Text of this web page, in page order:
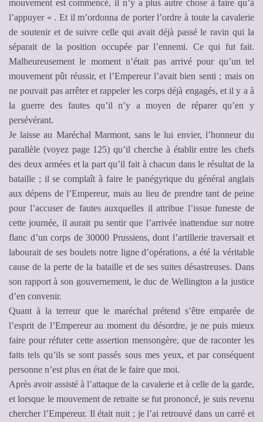
mouvement est commencé, il n’y a plus autre chose à faire qu’à
l’appuyer « . Et il m’ordonna de porter l’ordre à toute la cavalerie
de soutenir et de suivre celle qui avait déjà passé le ravin qui la
séparait de la position occupée par l’ennemi. Ce qui fut fait.
Malheureusement le moment n’était pas arrivé pour qu’un tel
mouvement pût réussir, et l’Empereur l’avait bien senti ; mais on
ne pouvait pas arrêter et rappeler les corps déjà engagés, et il y a à
la guerre des fautes qu’il n’y a moyen de réparer qu’en y
persévérant.
Je laisse au Maréchal Marmont, sans le lui envier, l’honneur du
parallèle (voyez page 125) qu’il cherche à établir entre les chefs
des deux armées et la part qu’il fait à chacun dans le résultat de la
bataille ; il se complaît à faire le panégyrique du général anglais
aux dépens de l’Empereur, mais au lieu de prendre tant de peine
pour l’accuser de fautes auxquelles il attribue l’issue funeste de
cette journée, il aurait pu sentir que l’arrivée inattendue sur notre
flanc d’un corps de 30000 Prussiens, dont l’artillerie traversait et
labourait de ses boulets notre ligne d’opérations, a été la véritable
cause de la perte de la bataille et de ses suites désastreuses. Dans
son rapport à son gouvernement, le duc de Wellington a la justice
d’en convenir.
Quant à la terreur que le maréchal prétend s’être emparée de
l’esprit de l’Empereur au moment du désordre, je ne puis mieux
faire pour réfuter cette assertion mensongère, que de raconter les
faits tels qu’ils se sont passés sous mes yeux, et par conséquent
personne n’est plus en état de le faire que moi.
Après avoir assisté à l’attaque de la cavalerie et à celle de la garde,
et lorsque le mouvement de retraite se fut prononcé, je suis revenu
chercher l’Empereur. Il était nuit ; je l’ai retrouvé dans un carré et